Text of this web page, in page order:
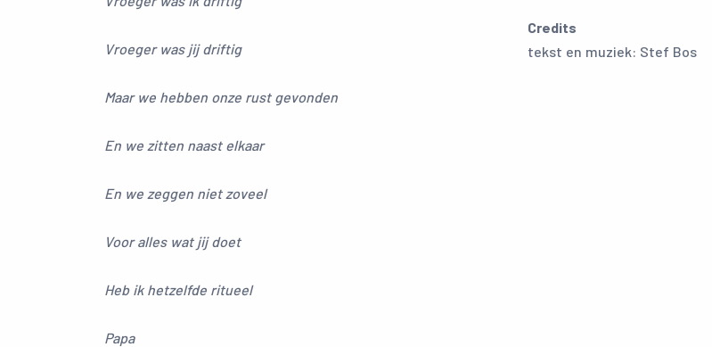
Vroeger was jij driftig
Maar we hebben onze rust gevonden
En we zitten naast elkaar
En we zeggen niet zoveel
Voor alles wat jij doet
Heb ik hetzelfde ritueel
Papa
Credits
tekst en muziek: Stef Bos